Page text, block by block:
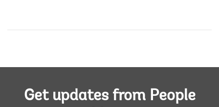
Get updates from People